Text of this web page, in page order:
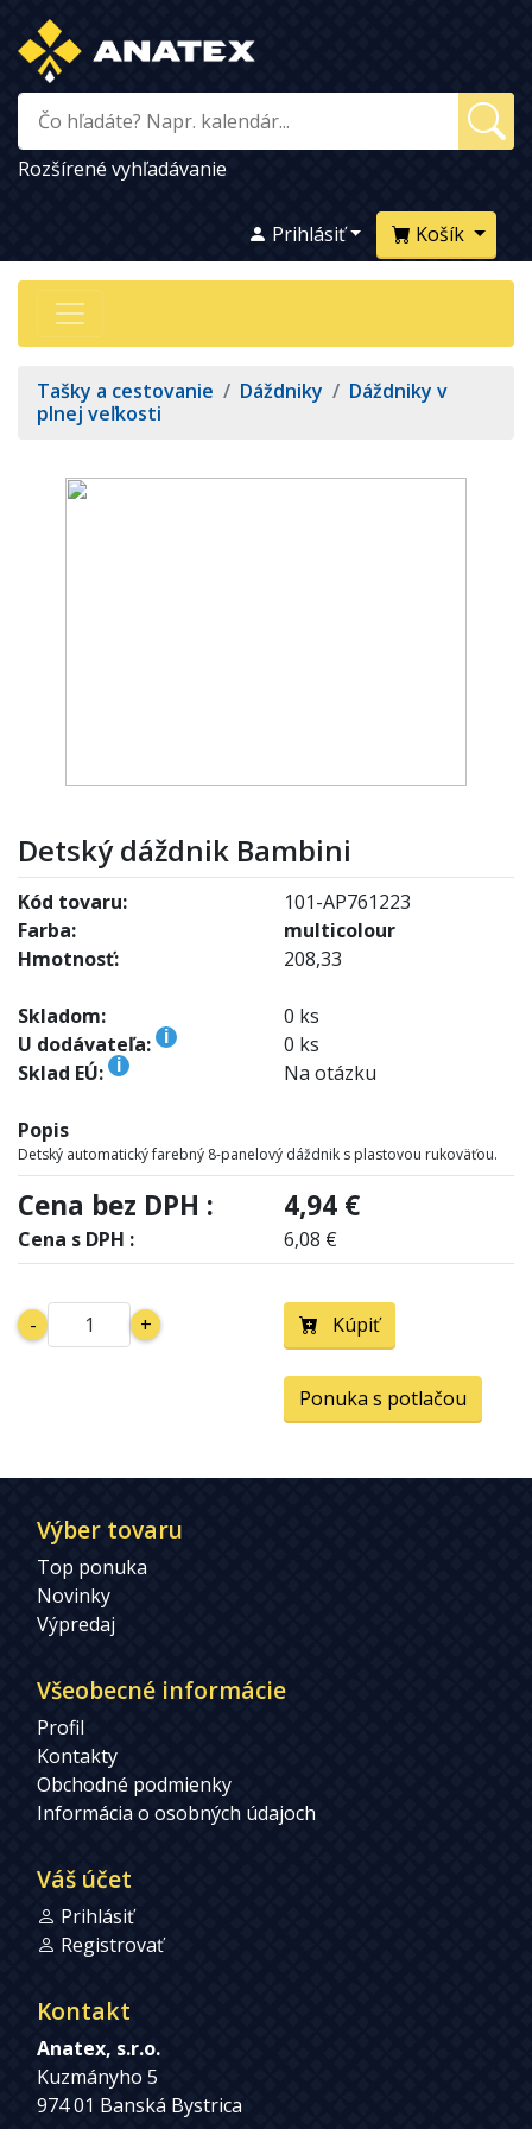
Rozšírené vyhľadávanie
Košík
Prihlásiť
Tašky a cestovanie / Dáždniky / Dáždniky v
plnej veľkosti
Detský dáždnik Bambini
Kód tovaru:
101-AP761223
Farba:
multicolour
Hmotnosť:
208,33
Skladom:
0 ks
U dodávateľa:
i
0 ks
Sklad EÚ:
i Na otázku
Popis
Detský automatický farebný 8-panelový dáždnik s plastovou rukoväťou.
Cena bez DPH : 4,94 €
Cena s DPH : 6,08 €
- + Kúpiť
Ponuka s potlačou
Výber tovaru
Top ponuka
Novinky
Výpredaj
Všeobecné informácie
Profil
Kontakty
Obchodné podmienky
Informácia o osobných údajoch
Váš účet
Prihlásiť
Registrovať
Kontakt
Anatex, s.r.o.
Kuzmányho 5
974 01 Banská Bystrica